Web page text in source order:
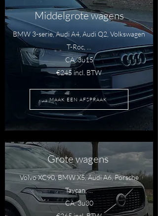
Middelgrote wagens
BMW 3-serie, Audi A4, Audi Q2, Volkswagen
T-Roc, ...
CA. 3u15
€245 incl. BTW
MAAK EEN AFSPRAAK
Grote wagens
Volvo XC90, BMW X5, Audi A6, Porsche
Taycan, ...
CA. 3u30